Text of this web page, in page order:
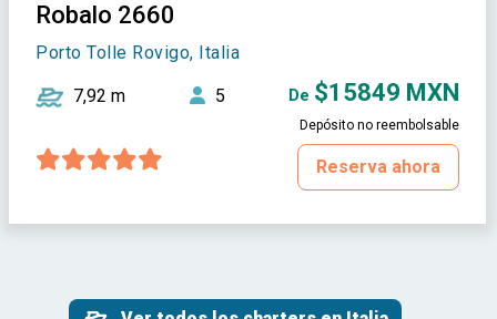
Robalo 2660
Porto Tolle Rovigo, Italia
7,92 m 5 De $15849 MXN
Depósito no reembolsable
Reserva ahora